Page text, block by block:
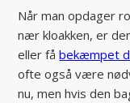
Når man opdager
nær kloakken, er
eller fåbekæmpet
ofte også være
nu, men hvis den